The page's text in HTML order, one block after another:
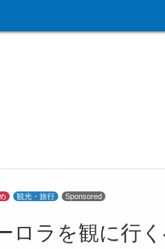
観光・旅行 Sponsored
ロラを観に行